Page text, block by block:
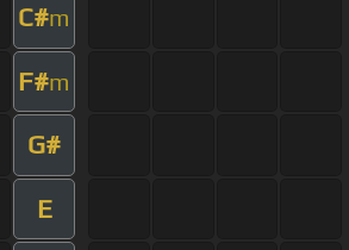
C#m
F#m
G#
E